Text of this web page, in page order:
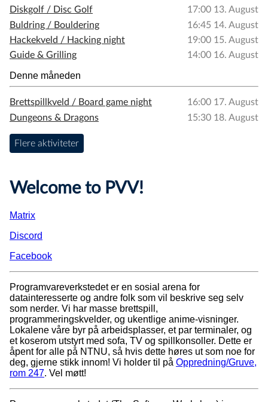
Diskgolf / Disc Golf
17:00 13. August
Buldring / Bouldering
16:45 14. August
Hackekveld / Hacking night
19:00 15. August
Guide & Grilling
14:00 16. August
Denne måneden
Brettspillkveld / Board game night
16:00 17. August
Dungeons & Dragons
15:30 18. August
Flere aktiviteter
Welcome to PVV!
Matrix
Discord
Facebook
Programvareverkstedet er en sosial arena for
datainteresserte og andre folk som vil beskrive seg selv
som nerder. Vi har masse brettspill,
programmeringskvelder, og ukentlige anime-visninger.
Lokalene våre byr på arbeidsplasser, et par terminaler, og
et koserom utstyrt med sofa, TV og spillkonsoller. Dette er
åpent for alle på NTNU, så hvis dette høres ut som noe for
deg, gjerne stikk innom! Vi holder til på Oppredning/Gruve,
rom 247. Vel møtt!